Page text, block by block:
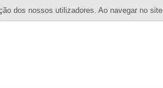
dos nossos utilizadores. Ao navegar no